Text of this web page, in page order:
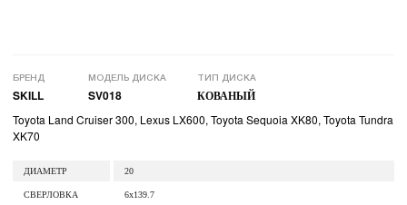
БРЕНД
SKILL
МОДЕЛЬ ДИСКА
SV018
ТИП ДИСКА
КОВАНЫЙ
Toyota Land Cruiser 300, Lexus LX600, Toyota Sequoia XK80, Toyota Tundra
XK70
ДИАМЕТР 20
СВЕРЛОВКА 6x139.7